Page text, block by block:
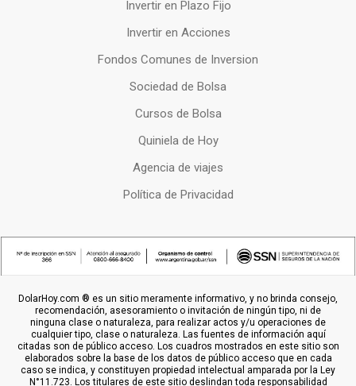
Invertir en Plazo Fijo
Invertir en Acciones
Fondos Comunes de Inversion
Sociedad de Bolsa
Cursos de Bolsa
Quiniela de Hoy
Agencia de viajes
Política de Privacidad
DolarHoy.com ® es un sitio meramente informativo, y no brinda consejo,
recomendación, asesoramiento o invitación de ningún tipo, ni de
ninguna clase o naturaleza, para realizar actos y/u operaciones de
cualquier tipo, clase o naturaleza. Las fuentes de información aquí
citadas son de público acceso. Los cuadros mostrados en este sitio son
elaborados sobre la base de los datos de público acceso que en cada
caso se indica, y constituyen propiedad intelectual amparada por la Ley
N°11.723. Los titulares de este sitio deslindan toda responsabilidad